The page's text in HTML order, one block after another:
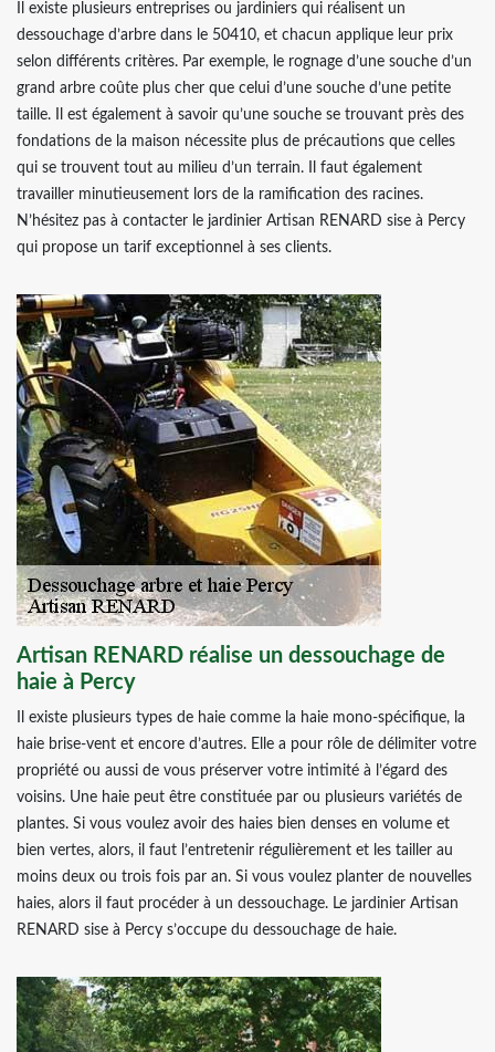
Il existe plusieurs entreprises ou jardiniers qui réalisent un
dessouchage d’arbre dans le 50410, et chacun applique leur prix
selon différents critères. Par exemple, le rognage d’une souche d’un
grand arbre coûte plus cher que celui d’une souche d’une petite
taille. Il est également à savoir qu’une souche se trouvant près des
fondations de la maison nécessite plus de précautions que celles
qui se trouvent tout au milieu d’un terrain. Il faut également
travailler minutieusement lors de la ramification des racines.
N’hésitez pas à contacter le jardinier Artisan RENARD sise à Percy
qui propose un tarif exceptionnel à ses clients.
Artisan RENARD réalise un dessouchage de
haie à Percy
Il existe plusieurs types de haie comme la haie mono-spécifique, la
haie brise-vent et encore d’autres. Elle a pour rôle de délimiter votre
propriété ou aussi de vous préserver votre intimité à l’égard des
voisins. Une haie peut être constituée par ou plusieurs variétés de
plantes. Si vous voulez avoir des haies bien denses en volume et
bien vertes, alors, il faut l’entretenir régulièrement et les tailler au
moins deux ou trois fois par an. Si vous voulez planter de nouvelles
haies, alors il faut procéder à un dessouchage. Le jardinier Artisan
RENARD sise à Percy s’occupe du dessouchage de haie.